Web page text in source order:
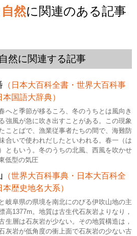
自然に関連のある記事
然に関連する記事
（日本大百科全書・世界大百科事
本国語大辞典）
へと季節が移るころ、冬のうちとは風向き
強風が急に吹き出すことがある。この現象
ことばで、漁業従事者たちの間で、海難防
合いで使われだしたといわれる。春一（は
ともいう。冬のうちの北風、西風を吹かせ
低型の気圧
（世界大百科事典・日本大百科全
本歴史地名大系）
岐阜県の県境を南北にのびる伊吹山地の主
高1377m。地質は古生代石灰岩よりなり，
生層は石灰岩が少ない。その地質構造は，
灰岩が低角度の衝上面で石灰岩の少ない古